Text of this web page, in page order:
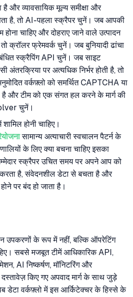
व्यावसायिक मूल्य समीक्षा और
है, तो AI-पहला स्क्रैपर चुनें। जब आपकी
चाहिए और दोहराए जाने वाले उत्पादन
क्रॉलर फ्रेमवर्क चुनें। जब बुनियादी ढांचा
स्क्रैपिंग API चुनें। जब साइट
अंतरक्रिया पर अत्यधिक निर्भर होती है, तो
वर्कफ़्लो को समर्थित CAPTCHA या
है और टीम को एक संगत हल करने के मार्ग की
चुनें।
होनी चाहिए।
सामान्य अत्याचारी स्वचालन पैटर्न के
के लिए क्या बचना चाहिए इसका
स्क्रैपर उचित समय पर अपने आप को
है, संवेदनशील डेटा से बचता है और
पर बंद हो जाता है।
उपकरणों के रूप में नहीं, बल्कि ऑपरेटिंग
सबसे मजबूत टीमें आधिकारिक API,
AI निष्कर्षण, मॉनिटरिंग और
किए गए अपवाद मार्ग के साथ जुड़े
डेटा वर्कफ़्लो में इस आर्किटेक्चर के हिस्से के